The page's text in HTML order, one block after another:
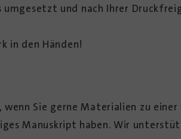
umgesetzt und nach Ihrer
in den Händen!
wenn Sie gerne ­Materialien zu
­Manuskript haben. Wir